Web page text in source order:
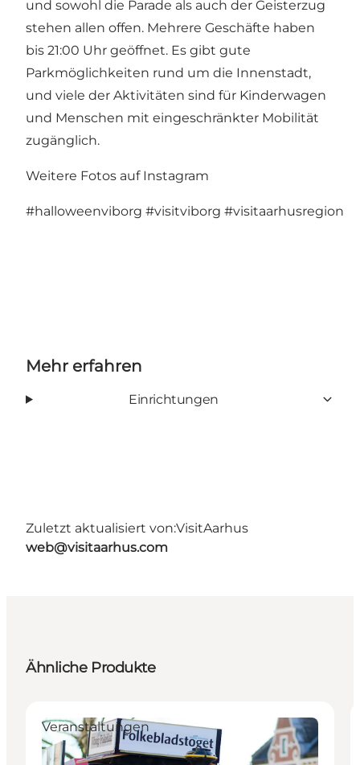
und sowohl die Parade als auch der Geisterzug
stehen allen offen. Mehrere Geschäfte haben
bis 21:00 Uhr geöffnet. Es gibt gute
Parkmöglichkeiten rund um die Innenstadt,
und viele der Aktivitäten sind für Kinderwagen
und Menschen mit eingeschränkter Mobilität
zugänglich.
Weitere Fotos auf Instagram
#halloweenviborg #visitviborg #visitaarhusregion
Mehr erfahren
Einrichtungen
Zuletzt aktualisiert von:VisitAarhus
web@visitaarhus.com
Ähnliche Produkte
Veranstaltungen